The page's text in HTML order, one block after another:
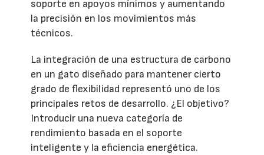
soporte en apoyos mínimos y aumentando
la precisión en los movimientos más
técnicos.
La integración de una estructura de carbono
en un gato diseñado para mantener cierto
grado de flexibilidad representó uno de los
principales retos de desarrollo. ¿El objetivo?
Introducir una nueva categoría de
rendimiento basada en el soporte
inteligente y la eficiencia energética.